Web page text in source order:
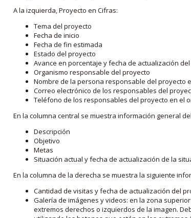
A la izquierda, Proyecto en Cifras:
Tema del proyecto
Fecha de inicio
Fecha de fin estimada
Estado del proyecto
Avance en porcentaje y fecha de actualización
Organismo responsable del proyecto
Nombre de la persona responsable del proyecto
Correo electrónico de los responsables del
Teléfono de los responsables del proyecto en el
En la columna central se muestra información general
Descripción
Objetivo
Metas
Situación actual y fecha de actualización de la
En la columna de la derecha se muestra la siguiente
Cantidad de visitas y fecha de actualización del
Galería de imágenes y videos: en la zona
extremos derechos o izquierdos de la imagen.